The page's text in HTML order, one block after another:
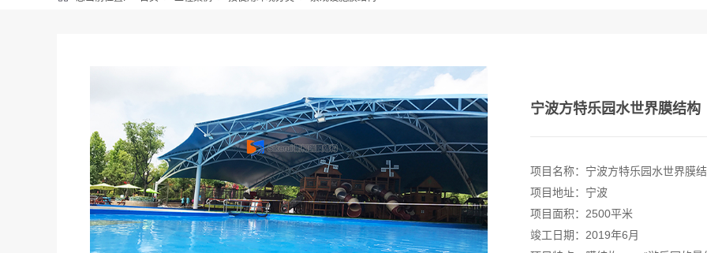
宁波方特乐园水世界膜结构
项目名称：宁波方特乐园水世界膜
项目地址：宁波
项目面积：2500平米
竣工日期：2019年6月